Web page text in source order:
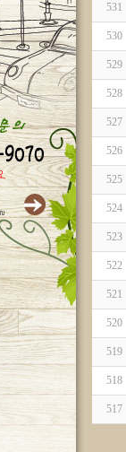
531
530
529
528
527
526
525
524
523
522
521
520
519
518
517